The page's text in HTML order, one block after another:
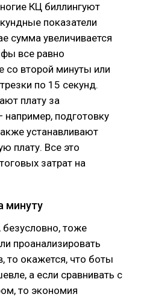
КЦ биллингуют
показатели
сумма увеличивается
все равно
со второй минуты или
по 15 секунд.
плату за
например, подготовку
устанавливают
плату. Все это
затрат на
минуту
безусловно, тоже
проанализировать
то окажется, что боты
а если сравнивать с
то экономия